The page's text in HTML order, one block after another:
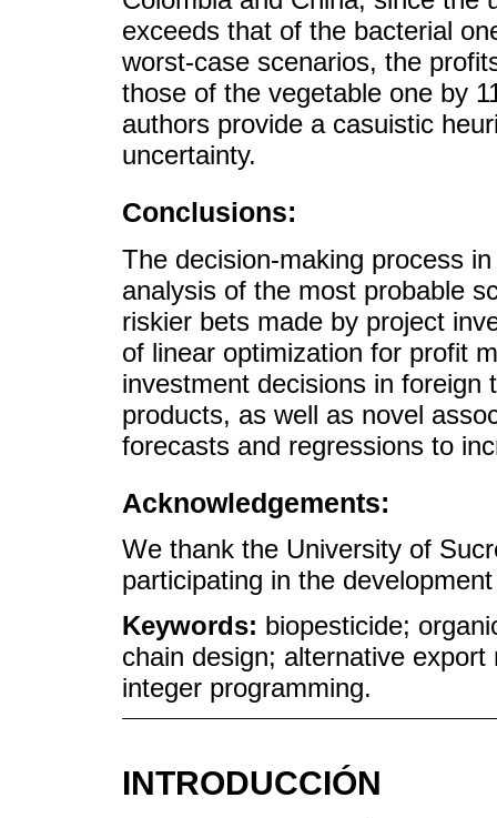
exceeds that of the bacterial
worst-case scenarios, the
those of the vegetable one by
authors provide a casuistic
uncertainty.
Conclusions:
The decision-making process
analysis of the most probable
riskier bets made by project
of linear optimization for profit
investment decisions in foreign
products, as well as novel
forecasts and regressions to
Acknowledgements:
We thank the University of
participating in the
Keywords: biopesticide;
chain design; alternative
integer programming.
INTRODUCCIÓN